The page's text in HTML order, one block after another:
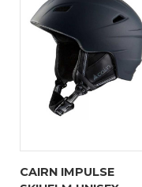
CAIRN IMPULSE